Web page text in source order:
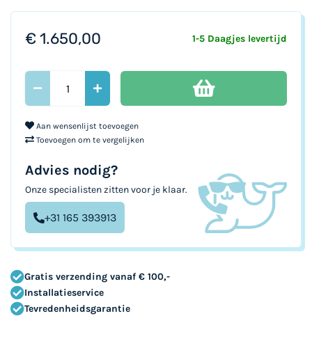
gallerij
€ 1.650,00 1-5 Daagjes levertijd
Aan wensenlijst toevoegen
Toevoegen om te vergelijken
Advies nodig?
Onze specialisten zitten voor je klaar.
+31 165 393913
Gratis verzending vanaf € 100,-
Installatieservice
Tevredenheidsgarantie